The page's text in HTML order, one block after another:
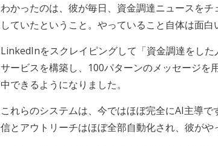
わかったのは、彼が毎日、資金調達ニュースを
していたということ。やっていること自体は面
LinkedInをスクレイピングして「資金調達をし
サービスを構築し、100パターンのメッセージ
中できるようになりました。
これらのシステムは、今ではほぼ完全にAI主導
信とアウトリーチはほぼ全部自動化され、彼がや